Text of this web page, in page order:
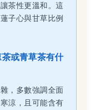
茶性更溫和。這
子心與甘草比例
或青草茶有什
，多數強調全面
涼，且可能含有